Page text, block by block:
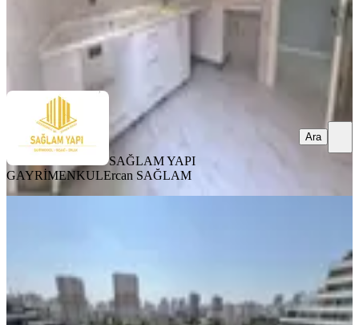
SAĞLAM YAPI GAYRİMENKUL
SAĞLAM YAPI
GAYRİMENKULErcan SAĞLAM
Ara
Seyhan, Gürselpaşa Mahallesi
4+1·180 m²·4. Kat ·05.08.2026